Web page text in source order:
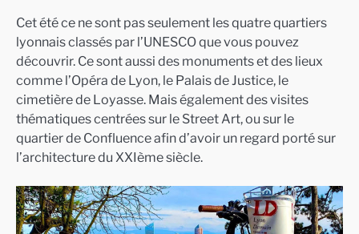
Cet été ce ne sont pas seulement les quatre quartiers
lyonnais classés par l’UNESCO que vous pouvez
découvrir. Ce sont aussi des monuments et des lieux
comme l’Opéra de Lyon, le Palais de Justice, le
cimetière de Loyasse. Mais également des visites
thématiques centrées sur le Street Art, ou sur le
quartier de Confluence afin d’avoir un regard porté sur
l’architecture du XXIème siècle.